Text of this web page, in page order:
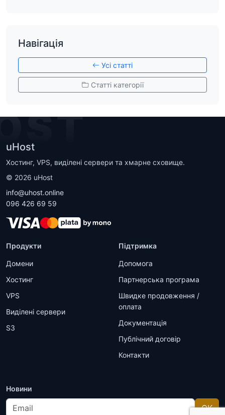
Навігація
Усі статті
Статті категорії
uHost
Хостинг, VPS, виділені сервери та хмарне сховище.
© 2026 uHost
info@uhost.online
096 426 69 59
Продукти
Домени
Хостинг
VPS
Виділені сервери
S3
Підтримка
Допомога
Партнерська програма
Швидке продовження /
оплата
Документація
Публічний договір
Контакти
Новини
Email OK